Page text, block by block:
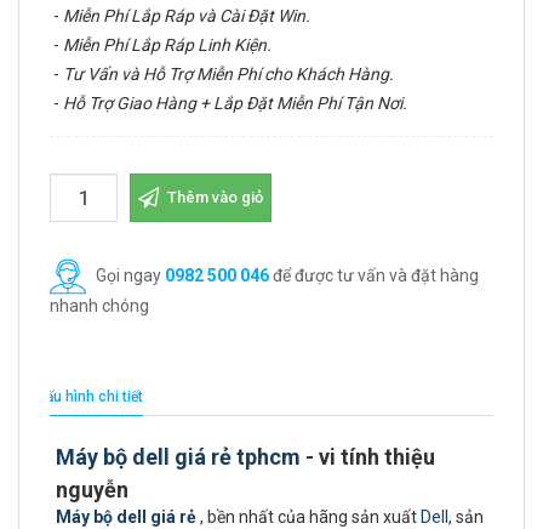
- Miễn Phí Lắp Ráp và Cài Đặt Win.
- Miễn Phí Lắp Ráp Linh Kiện.
- Tư Vấn và Hỗ Trợ Miễn Phí cho Khách Hàng.
- Hỗ Trợ Giao Hàng + Lắp Đặt Miễn Phí Tận Nơi.
Thêm vào giỏ
Gọi ngay 0982 500 046để được tư vấn và đặt hàng
nhanh chóng
Cấu hình chi tiết
Máy bộ dell giá rẻ tphcm - vi tính thiệu
nguyễn
Máy bộ dell giá rẻ, bền nhất của hãng sản xuất Dell , sản